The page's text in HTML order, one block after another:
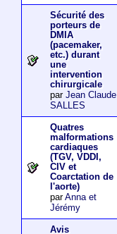
Sécurité des
porteurs de
DMIA
(pacemaker,
etc.) durant
une
intervention
chirurgicale
par Jean Claude
SALLES
Quatres
malformations
cardiaques
(TGV, VDDI,
CIV et
Coarctation de
l'aorte)
parAnna et
Jérémy
Avis